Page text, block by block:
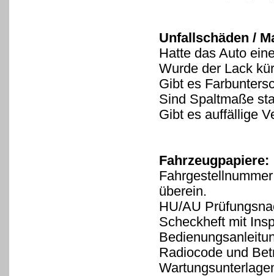
Unfallschäden /
Hatte das Auto
Wurde der Lack
Gibt es
Sind Spaltmaße
Gibt es auffällige
Fahrzeugpapiere:
überein.
HU/AU
Scheckheft mit
Radiocode und